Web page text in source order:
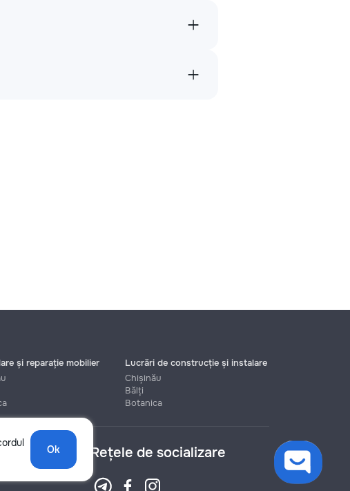
Ok
și reparație mobilier
Lucrări de construcție și instalare
Chișinău
Bălți
Botanica
Rețele de socializare